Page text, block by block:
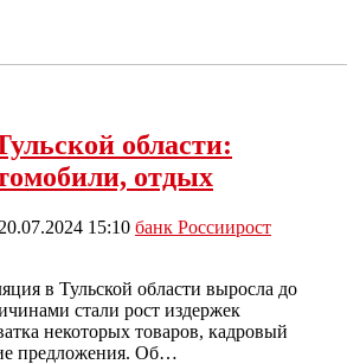
области:
отдых
20.07.2024 15:10 банк Россиирост
в Тульской области выросла до
стали рост издержек
некоторых товаров, кадровый
предложения. Об…